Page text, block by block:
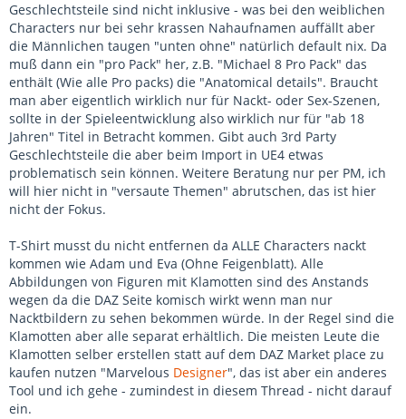
Geschlechtsteile sind nicht inklusive - was bei den weiblichen
Characters nur bei sehr krassen Nahaufnamen auffällt aber
die Männlichen taugen "unten ohne" natürlich default nix. Da
muß dann ein "pro Pack" her, z.B. "Michael 8 Pro Pack" das
enthält (Wie alle Pro packs) die "Anatomical details". Braucht
man aber eigentlich wirklich nur für Nackt- oder Sex-Szenen,
sollte in der Spieleentwicklung also wirklich nur für "ab 18
Jahren" Titel in Betracht kommen. Gibt auch 3rd Party
Geschlechtsteile die aber beim Import in UE4 etwas
problematisch sein können. Weitere Beratung nur per PM, ich
will hier nicht in "versaute Themen" abrutschen, das ist hier
nicht der Fokus.
T-Shirt musst du nicht entfernen da ALLE Characters nackt
kommen wie Adam und Eva (Ohne Feigenblatt). Alle
Abbildungen von Figuren mit Klamotten sind des Anstands
wegen da die DAZ Seite komisch wirkt wenn man nur
Nacktbildern zu sehen bekommen würde. In der Regel sind die
Klamotten aber alle separat erhältlich. Die meisten Leute die
Klamotten selber erstellen statt auf dem DAZ Market place zu
kaufen nutzen "Marvelous Designer", das ist aber ein anderes
Tool und ich gehe - zumindest in diesem Thread - nicht darauf
ein.